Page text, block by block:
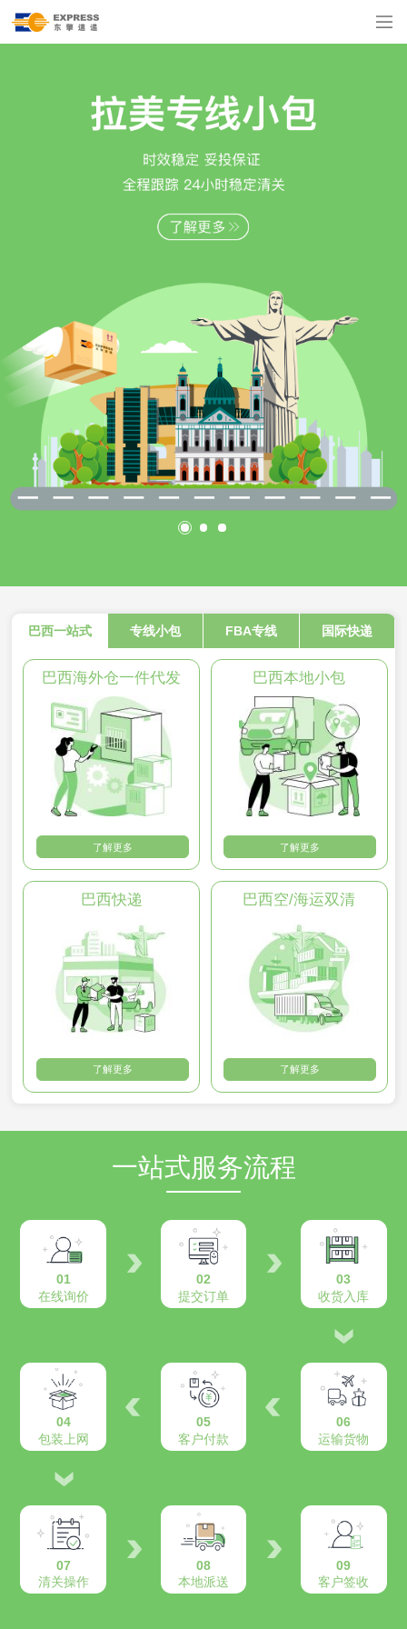
巴西一站式 专线小包 FBA专线 国际快递
巴西海外仓一件代发
了解更多
巴西本地小包
了解更多
巴西快递
了解更多
巴西空/海运双清
了解更多
一站式服务流程
01
在线询价
02
提交订单
03
收货入库
04
包装上网
05
客户付款
06
运输货物
07
清关操作
08
本地派送
09
客户签收